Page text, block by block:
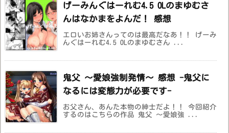
げーみんぐはーれむ4.5 OLのまゆむさ
んはなかまをよんだ！ 感想
エロいお姉さんってのは最高だなあ！！ げーみ
んぐはーれむ4.5 OLのまゆむさん ...
鬼父 ～愛娘強制発情～ 感想 -鬼父に
なるには変態力が必要です-
お父さん、あんた本物の紳士だよ！！ 今回紹介
するのはこちらの作品 鬼父 ～愛娘強 ...